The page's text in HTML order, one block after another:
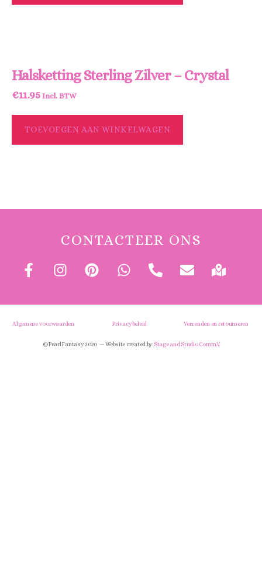
Halsketting Sterling Zilver – Crystal
€11.95 Incl. BTW
TOEVOEGEN AAN WINKELWAGEN
CONTACTEER ONS
Algemene voorwaarden Privacybeleid Verzenden en retourneren
© Pearl Fantasy 2020 — Website created by Stage and Studio Comm.V.